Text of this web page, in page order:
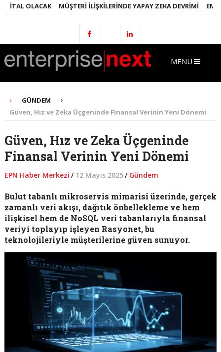
OLACAK MÜŞTERI İLIŞKILERINDE YAPAY ZEKA DEVRIMI
MENÜ
GÜNDEM
Güven, Hız ve Zeka Üçgeninde Finansal Verinin Yeni Dönemi
Güven, Hız ve Zeka Üçgeninde
Finansal Verinin Yeni Dönemi
EPN Haber Merkezi / 12 Mayıs 2025/ Gündem
Bulut tabanlı mikroservis mimarisi üzerinde, gerçek
zamanlı veri akışı, dağıtık önbellekleme ve hem
ilişkisel hem de NoSQL veri tabanlarıyla finansal
veriyi toplayıp işleyen Rasyonet, bu
teknolojileriyle müşterilerine güven sunuyor.